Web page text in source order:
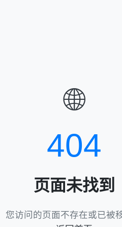
🌐
404
页面未找到
您访问的页面不存在或已被